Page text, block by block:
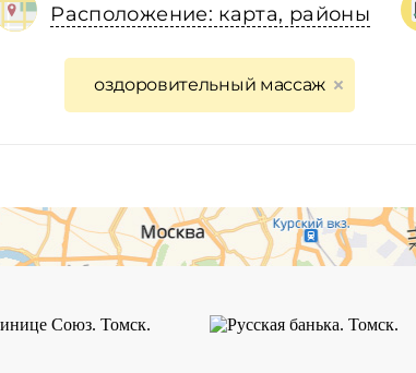
Расположение: карта, районы
оздоровительный массаж